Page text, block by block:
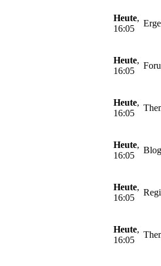
Heute,
16:05
Heute,
16:05
Heute,
16:05
Heute,
16:05
Heute,
16:05
Heute,
16:05